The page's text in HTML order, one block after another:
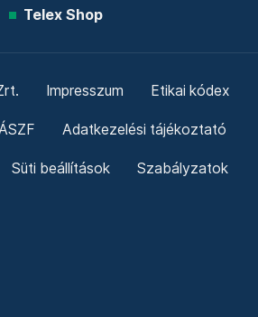
Telex Shop
Impresszum Etikai kódex
Adatkezelési tájékoztató
Süti beállítások Szabályzatok